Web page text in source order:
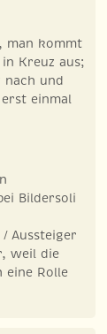
man kommt
Kreuz aus;
nach und
einmal
Bildersoli
Aussteiger
weil die
eine Rolle